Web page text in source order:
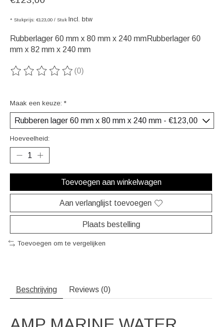
* Stukprijs: €123,00 / Stuk Incl. btw
Rubberlager 60 mm x 80 mm x 240 mmRubberlager 60
mm x 82 mm x 240 mm
De beoordeling van dit product is
(0)
Maak een keuze: *
Hoeveelheid:
Toevoegen aan winkelwagen
Aan verlanglijst toevoegen
Plaats bestelling
Toevoegen om te vergelijken
Beschrijving Reviews (0)